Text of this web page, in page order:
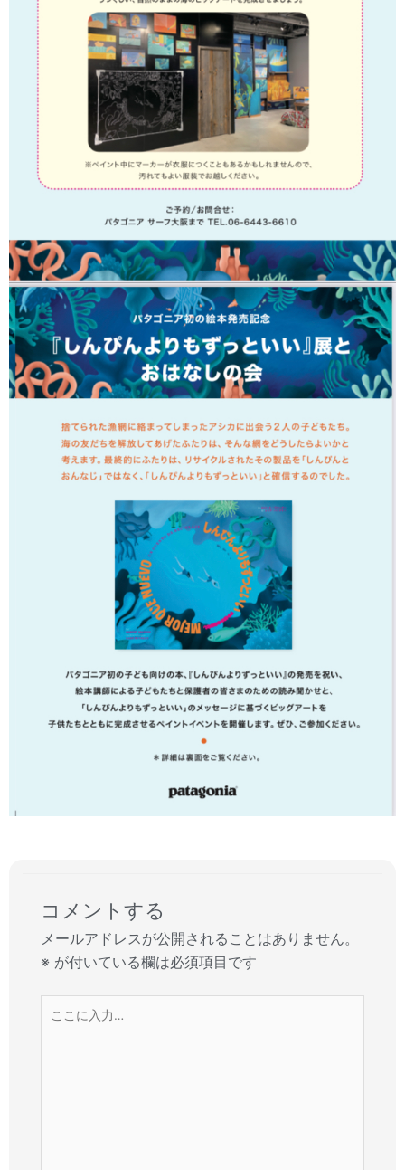
コメントする
メールアドレスが公開されることはありません。
※ が付いている欄は必須項目です